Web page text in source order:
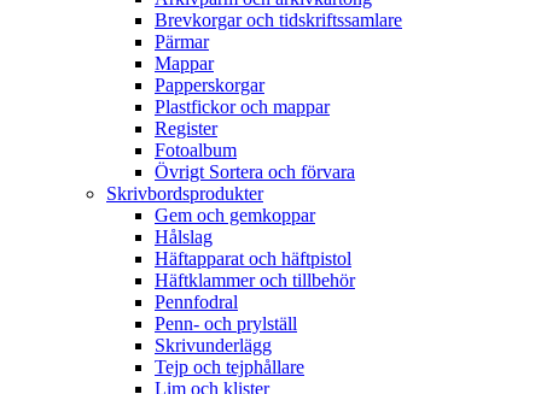
Brevkorgar och tidskriftssamlare
Pärmar
Mappar
Papperskorgar
Plastfickor och mappar
Register
Fotoalbum
Övrigt Sortera och förvara
Skrivbordsprodukter
Gem och gemkoppar
Hålslag
Häftapparat och häftpistol
Häftklammer och tillbehör
Pennfodral
Penn- och prylställ
Skrivunderlägg
Tejp och tejphållare
Lim och klister